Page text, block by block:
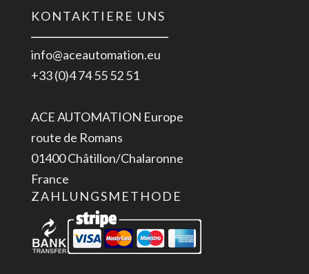
KONTAKTIERE UNS
info@aceautomation.eu
+33 (0)4 74 55 52 51
ACE AUTOMATION Europe
route de Romans
01400 Châtillon/Chalaronne
France
ZAHLUNGSMETHODE